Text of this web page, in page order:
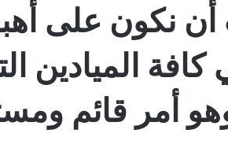
نكون على
كافة الميادين
أمر قائم